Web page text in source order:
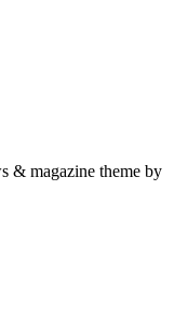
& magazine theme by